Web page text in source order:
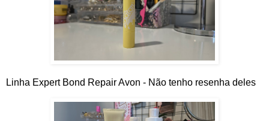
Linha Expert Bond Repair Avon - Não tenho resenha deles